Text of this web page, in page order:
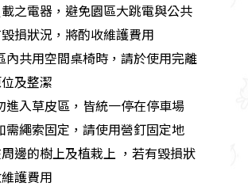
之電器，避免園區大跳電與公共
損狀況，將酌收維護費用
內共用空間桌椅時，請於使用完離
及整潔
進入草皮區，皆統一停在停車場
需繩索固定，請使用營釘固定地
邊的樹上及植栽上 ，若有毀損狀
護費用